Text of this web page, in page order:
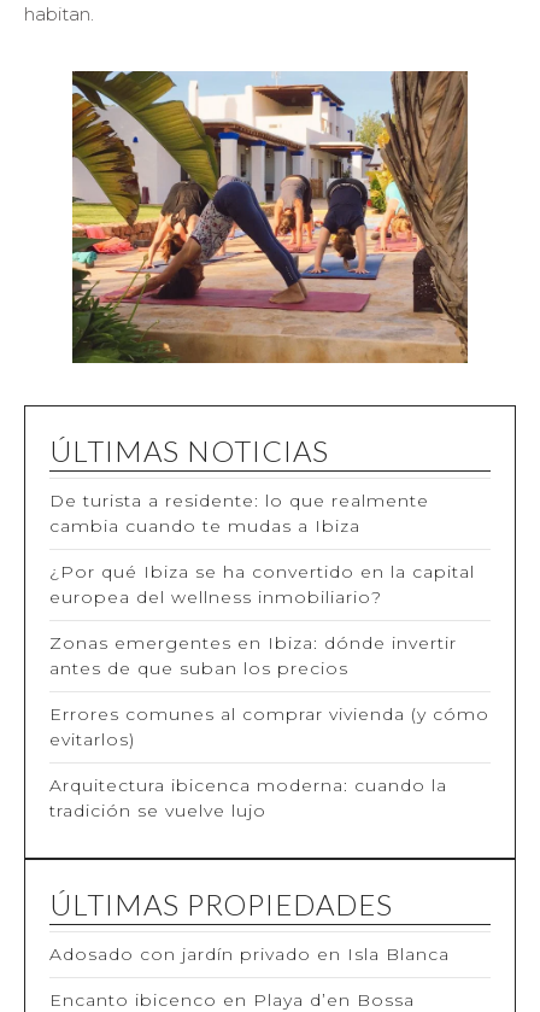
habitan.
ÚLTIMAS NOTICIAS
De turista a residente: lo que realmente
cambia cuando te mudas a Ibiza
¿Por qué Ibiza se ha convertido en la capital
europea del wellness inmobiliario?
Zonas emergentes en Ibiza: dónde invertir
antes de que suban los precios
Errores comunes al comprar vivienda (y cómo
evitarlos)
Arquitectura ibicenca moderna: cuando la
tradición se vuelve lujo
ÚLTIMAS PROPIEDADES
Adosado con jardín privado en Isla Blanca
Encanto ibicenco en Playa d’en Bossa